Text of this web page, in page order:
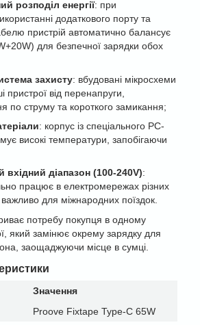
розподіл енергії: при
додаткового порту та
пристрій автоматично балансує
для безпечної зарядки обох
захисту: вбудовані мікросхеми
від перенапруги,
по струму та короткого замикання;
: корпус із спеціального PC-
високі температури, запобігаючи
вхідний діапазон (100-240V):
працює в електромережах різних
для міжнародних поїздок.
потребу покупця в одному
який замінює окрему зарядку для
заощаджуючи місце в сумці.
Значення
Proove Fixtape Type-C 65W